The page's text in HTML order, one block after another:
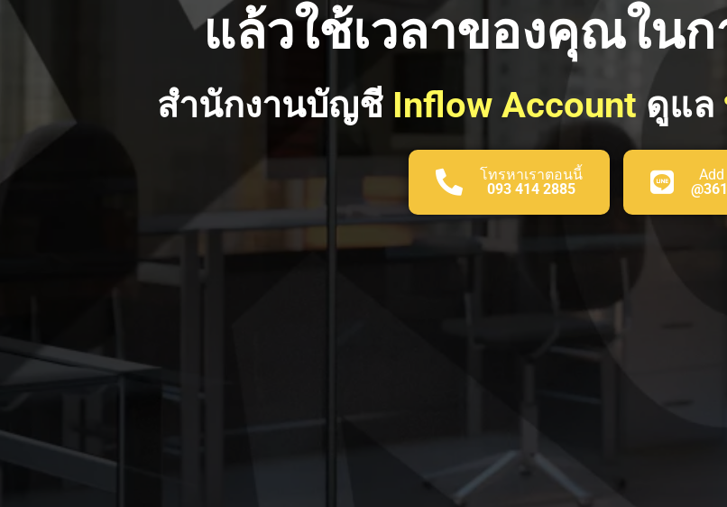
แล้วใช้เวลาของคุณใน
สำนักงานบัญชี Inflow Account ดูแล
โทรหาเราตอนนี้
093 414 2885